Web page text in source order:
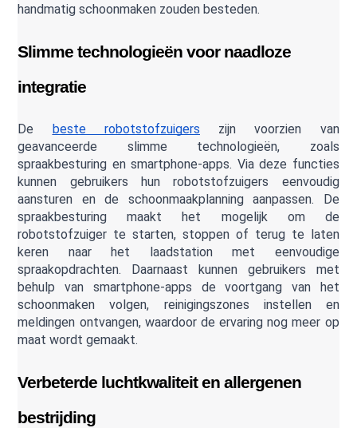
handmatig schoonmaken zouden besteden.
Slimme technologieën voor naadloze
integratie
De beste robotstofzuigers zijn voorzien van
geavanceerde slimme technologieën, zoals
spraakbesturing en smartphone-apps. Via deze functies
kunnen gebruikers hun robotstofzuigers eenvoudig
aansturen en de schoonmaakplanning aanpassen. De
spraakbesturing maakt het mogelijk om de
robotstofzuiger te starten, stoppen of terug te laten
keren naar het laadstation met eenvoudige
spraakopdrachten. Daarnaast kunnen gebruikers met
behulp van smartphone-apps de voortgang van het
schoonmaken volgen, reinigingszones instellen en
meldingen ontvangen, waardoor de ervaring nog meer op
maat wordt gemaakt.
Verbeterde luchtkwaliteit en allergenen
bestrijding